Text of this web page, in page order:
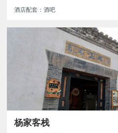
酒店配套：酒吧
杨家客栈